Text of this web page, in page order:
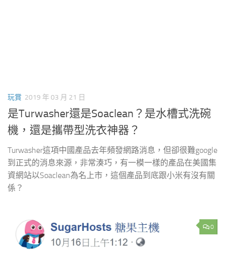
玩賞 2019 年 03 月 21 日
是Turwasher還是Soaclean？是水槽式洗碗
機，還是攜帶型洗衣神器？
Turwasher這項中國產品去年頻發網路消息，但卻很難google
到正式的消息來源，非常湊巧，有一模一樣的產品在美國集
資網站以Soaclean為名上市，這個產品到底跟小米有沒有關
係？
0